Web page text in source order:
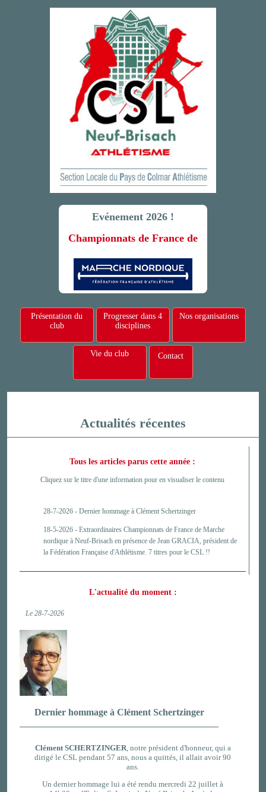
Evénement 2026 !
Championnats de France de
Présentation du
club
Progresser dans 4
disciplines
Nos organisations
Vie du club Contact
Actualités récentes
Tous les articles parus cette année :
Cliquez sur le titre d'une information pour en visualiser le contenu
28-7-2026 - Dernier hommage à Clément Schertzinger
18-5-2026 - Extraordinaires Championnats de France de Marche
nordique à Neuf-Brisach en présence de Jean GRACIA, président de
la Fédération Française d'Athlétisme. 7 titres pour le CSL !!
L'actualité du moment :
Le 28-7-2026
Dernier hommage à Clément Schertzinger
Clément SCHERTZINGER , notre président d'honneur, qui a
dirigé le CSL pendant 57 ans, nous a quittés, il allait avoir 90
ans.
Un dernier hommage lui a été rendu mercredi 22 juillet à